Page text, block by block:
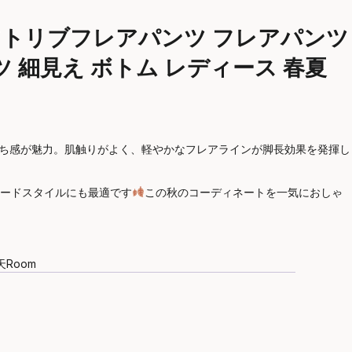
リブフレアパンツ フレアパンツ
細見え ボトム レディース 春夏
が魅力。肌触りがよく、軽やかなフレアラインが脚長効果を発揮し
ドスタイルにも最適です
この秋のコーディネートを一気におしゃ
Room